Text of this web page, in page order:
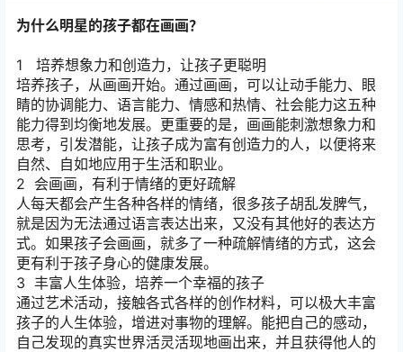
为什么明星的孩子都在画画？
1 培养想象力和创造力，让孩子更聪明
培养孩子，从画画开始。通过画画，可以让动手能力、眼
睛的协调能力、语言能力、情感和热情、社会能力这五种
能力得到均衡地发展。更重要的是，画画能刺激想象力和
思考，引发潜能，让孩子成为富有创造力的人，以便将来
自然、自如地应用于生活和职业。
2 会画画，有利于情绪的更好疏解
人每天都会产生各种各样的情绪，很多孩子胡乱发脾气，
就是因为无法通过语言表达出来，又没有其他好的表达方
式。如果孩子会画画，就多了一种疏解情绪的方式，这会
更有利于孩子身心的健康发展。
3 丰富人生体验，培养一个幸福的孩子
通过艺术活动，接触各式各样的创作材料，可以极大丰富
孩子的人生体验，增进对事物的理解。能把自己的感动，
自己发现的真实世界活灵活现地画出来，并且获得他人的